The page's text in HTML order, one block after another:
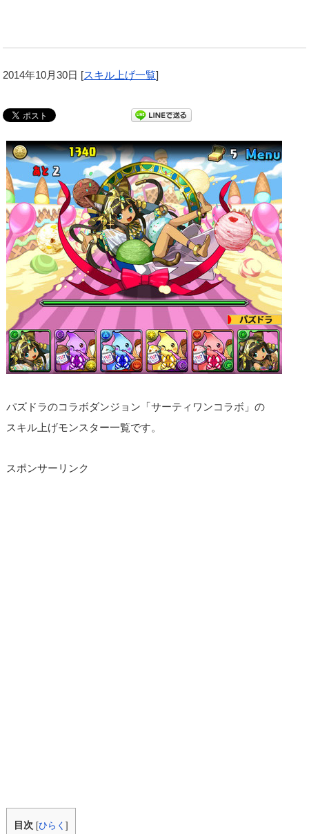
2014年10月30日 [スキル上げ一覧]
パズドラのコラボダンジョン「サーティワンコラボ」の
スキル上げモンスター一覧です。
スポンサーリンク
目次 [ひらく]